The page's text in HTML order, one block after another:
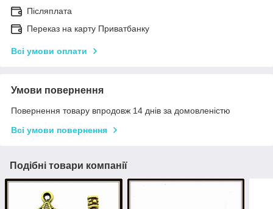
Післяплата
Переказ на карту Приватбанку
Всі умови оплати
Умови повернення
Повернення товару впродовж 14 днів за домовленістю
Всі умови повернення
Подібні товари компанії